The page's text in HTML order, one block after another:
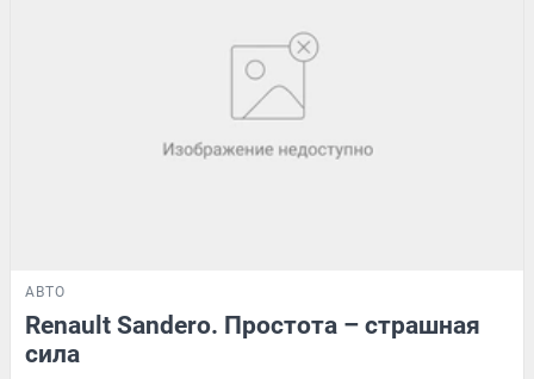
АВТО
Renault Sandero. Простота – страшная
сила